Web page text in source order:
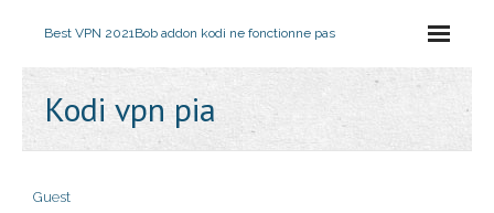
Best VPN 2021Bob addon kodi ne fonctionne pas
Kodi vpn pia
Guest